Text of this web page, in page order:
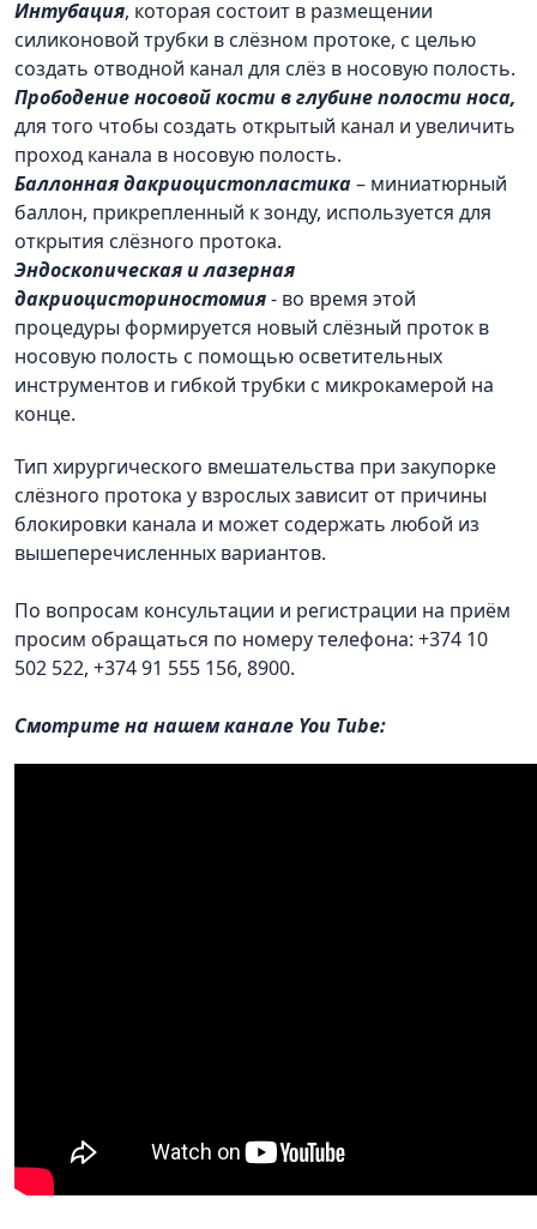
Интубация, которая состоит в размещении
силиконовой трубки в слёзном протоке, с целью
создать отводной канал для слёз в носовую полость.
Прободение носовой кости в глубине полости носа,
для того чтобы создать открытый канал и увеличить
проход канала в носовую полость.
Баллонная дакриоцистопластика– миниатюрный
баллон, прикрепленный к зонду, используется для
открытия слёзного протока.
Эндоскопическая и лазерная
дакриоцисториностомия- во время этой
процедуры формируется новый слёзный проток в
носовую полость с помощью осветительных
инструментов и гибкой трубки с микрокамерой на
конце.
Тип хирургического вмешательства при закупорке
слёзного протока у взрослых зависит от причины
блокировки канала и может содержать любой из
вышеперечисленных вариантов.
По вопросам консультации и регистрации на приём
просим обращаться по номеру телефона: +374 10
502 522, +374 91 555 156, 8900.
Смотрите на нашем канале You Tube: